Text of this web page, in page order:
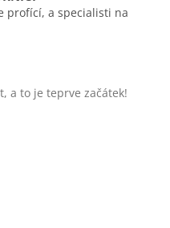
profící, a specialisti na
a to je teprve začátek!